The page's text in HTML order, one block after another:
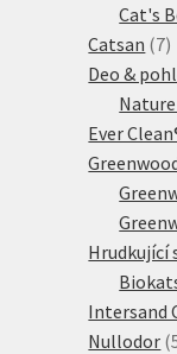
Cat's
Catsan 77
Deo &
Ever
Hrudkující
Intersand
Nullodor